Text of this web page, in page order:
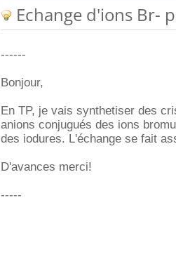
Echange d'ions Br-
------
Bonjour,
En TP, je vais synthetiser des
anions conjugués des ions
des iodures. L'échange se fait
D'avances merci!
-----